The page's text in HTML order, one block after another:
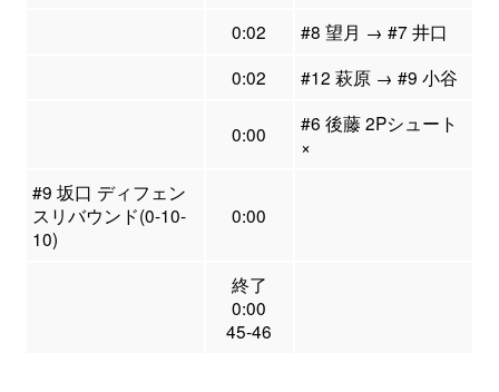
0:02
#8 望月 → #7 井口
0:02
#12 萩原 → #9 小谷
0:00
#6 後藤 2Pシュート
×
#9 坂口 ディフェン
スリバウンド(0-10-
10)
0:00
終了
0:00
45-46